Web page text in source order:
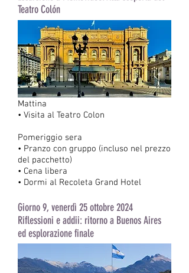
Teatro Colón
Mattina
• Visita al Teatro Colon
Pomeriggio sera
• Pranzo con gruppo (incluso nel prezzo
del pacchetto)
• Cena libera
• Dormi al Recoleta Grand Hotel
Giorno 9, venerdì 25 ottobre 2024
Riflessioni e addii: ritorno a Buenos Aires
ed esplorazione finale